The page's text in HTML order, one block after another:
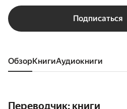
Подписаться
Обзор книги аудиокниги
Переводчик: книги